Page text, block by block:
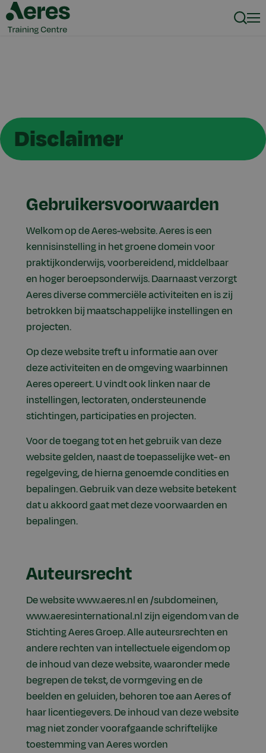
Disclaimer
Gebruikersvoorwaarden
Welkom op de Aeres-website. Aeres is een
kennisinstelling in het groene domein voor
praktijkonderwijs, voorbereidend, middelbaar
en hoger beroepsonderwijs. Daarnaast verzorgt
Aeres diverse commerciële activiteiten en is zij
betrokken bij maatschappelijke instellingen en
projecten.
Op deze website treft u informatie aan over
deze activiteiten en de omgeving waarbinnen
Aeres opereert. U vindt ook linken naar de
instellingen, lectoraten, ondersteunende
stichtingen, participaties en projecten.
Voor de toegang tot en het gebruik van deze
website gelden, naast de toepasselijke wet- en
regelgeving, de hierna genoemde condities en
bepalingen. Gebruik van deze website betekent
dat u akkoord gaat met deze voorwaarden en
bepalingen.
Auteursrecht
De website www.aeres.nl en /subdomeinen,
www.aeresinternational.nl zijn eigendom van de
Stichting Aeres Groep. Alle auteursrechten en
andere rechten van intellectuele eigendom op
de inhoud van deze website, waaronder mede
begrepen de tekst, de vormgeving en de
beelden en geluiden, behoren toe aan Aeres of
haar licentiegevers. De inhoud van deze website
mag niet zonder voorafgaande schriftelijke
toestemming van Aeres worden